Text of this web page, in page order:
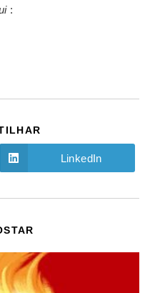
:
LinkedIn